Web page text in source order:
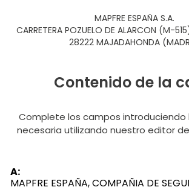
MAPFRE ESPAÑA S.A.
CARRETERA POZUELO DE ALARCON (M-
28222 MAJADAHONDA
Contenido de la
Complete los campos introduciendo
necesaria utilizando nuestro editor
A:
MAPFRE ESPAÑA, COMPAÑIA DE